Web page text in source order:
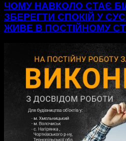
ЧОМУ НАВКОЛО СТАЄ
ЗБЕРЕГТИ СПОКІЙ У
ЖИВЕ В ПОСТІЙНОМУ